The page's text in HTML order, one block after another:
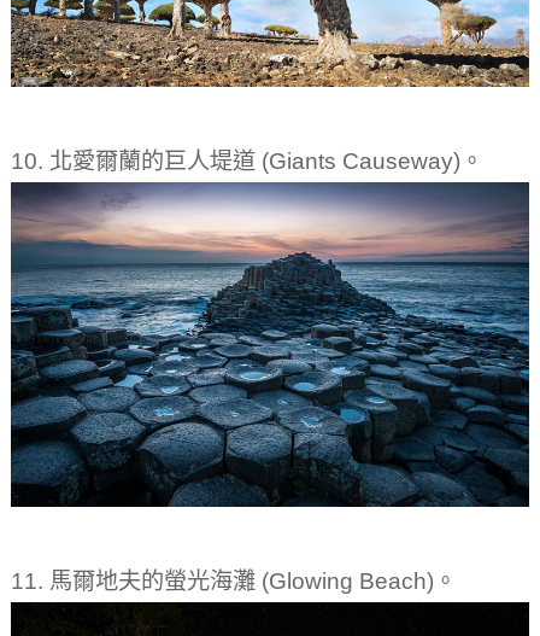
10. 北愛爾蘭的巨人堤道 (Giants Causeway)。
11. 馬爾地夫的螢光海灘 (Glowing Beach)。